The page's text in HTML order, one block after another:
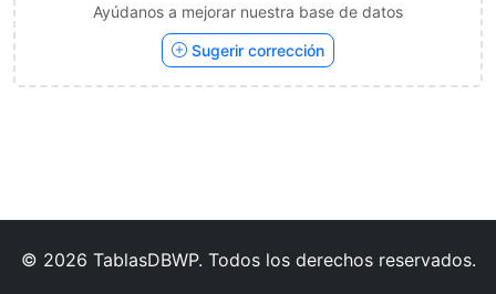
Ayúdanos a mejorar nuestra base de datos
Sugerir corrección
© 2026 TablasDBWP. Todos los derechos reservados.